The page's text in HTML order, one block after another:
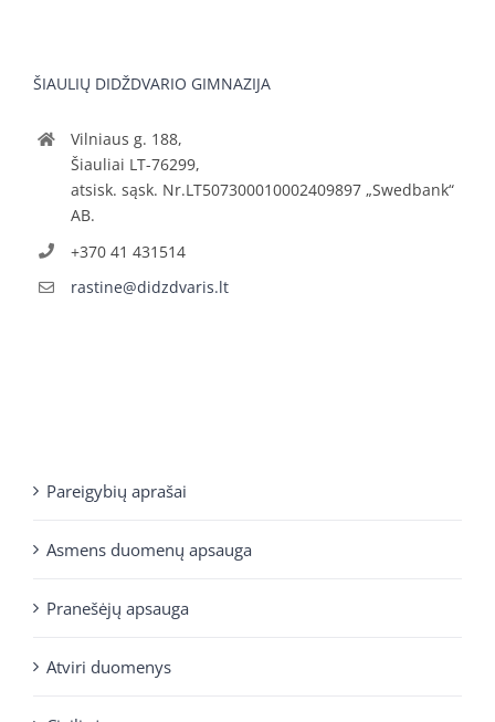
ŠIAULIŲ DIDŽDVARIO GIMNAZIJA
Vilniaus g. 188,
Šiauliai LT-76299,
atsisk. sąsk. Nr.LT507300010002409897 „Swedbank“
AB.
+370 41 431514
rastine@didzdvaris.lt
Pareigybių aprašai
Asmens duomenų apsauga
Pranešėjų apsauga
Atviri duomenys